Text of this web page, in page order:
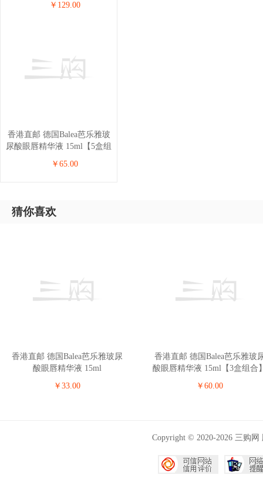
￥129.00
香港直邮 德国Balea芭乐雅玻
尿酸眼唇精华液 15ml【5盒组
￥65.00
猜你喜欢
香港直邮 德国Balea芭乐雅玻尿
酸眼唇精华液 15ml
￥33.00
香港直邮 德国Balea芭乐雅玻
酸眼唇精华液 15ml【3盒组合
￥60.00
Copyright © 2020-2026 三购